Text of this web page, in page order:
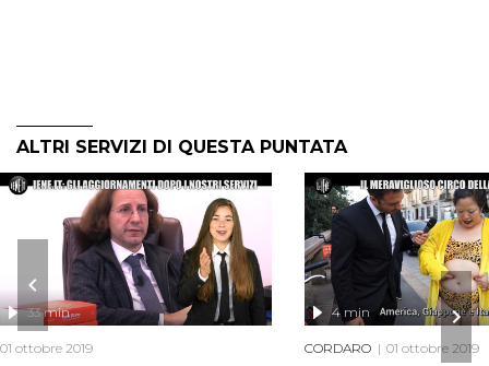
ALTRI SERVIZI DI QUESTA PUNTATA
33 min
01 ottobre 2019
4 min
CORDARO 01 ottobre 2019